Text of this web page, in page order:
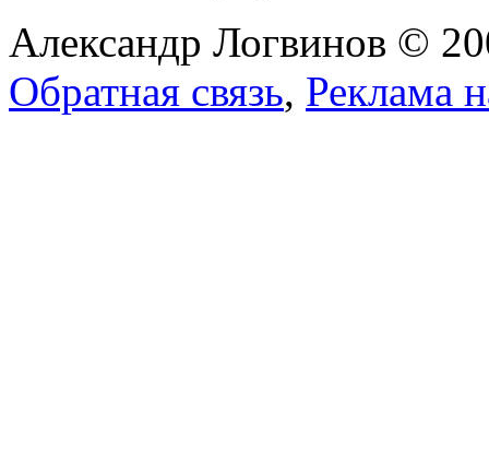
Александр Логвинов ©
Обратная связь, Реклама